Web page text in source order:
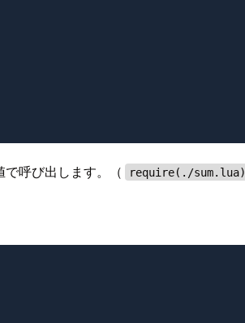
呼び出します。（ require(./sum.lua)